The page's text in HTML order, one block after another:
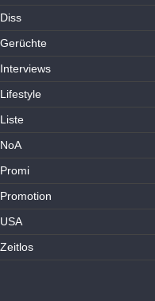
Diss
Gerüchte
Interviews
Lifestyle
Liste
NoA
Promi
Promotion
USA
Zeitlos